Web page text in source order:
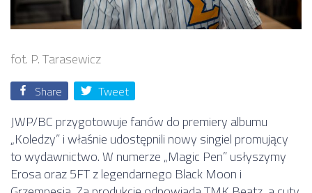
fot. P. Tarasewicz
Share Tweet
JWP/BC przygotowuje fanów do premiery albumu
„Koledzy” i właśnie udostępnili nowy singiel promujący
to wydawnictwo. W numerze „Magic Pen” usłyszymy
Erosa oraz 5FT z legendarnego Black Moon i